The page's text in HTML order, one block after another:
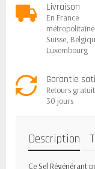
Livraison
En France
Suisse,
Luxembourg
Garantie
Retours
30 jours
Description
Ce Sel Régénérant